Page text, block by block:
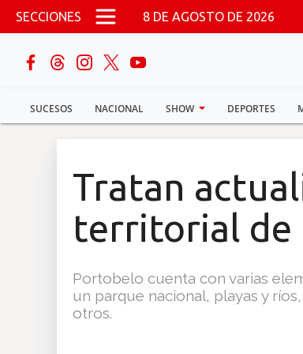
Pasar al contenido principal
SECCIONES 8 DE AGOSTO DE 2026
SUCESOS NACIONAL SHOW DEPORTES
buscar
Sucesos
Tratan
territorial de
Portobelo cuenta con varias
un parque nacional, playas y
otros.